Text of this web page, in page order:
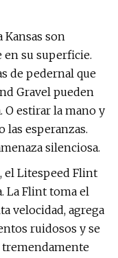
Kansas son
en su superficie.
de pedernal que
Gravel pueden
O estirar la mano y
las esperanzas.
silenciosa.
el Litespeed Flint
La Flint toma el
velocidad, agrega
ruidosos y se